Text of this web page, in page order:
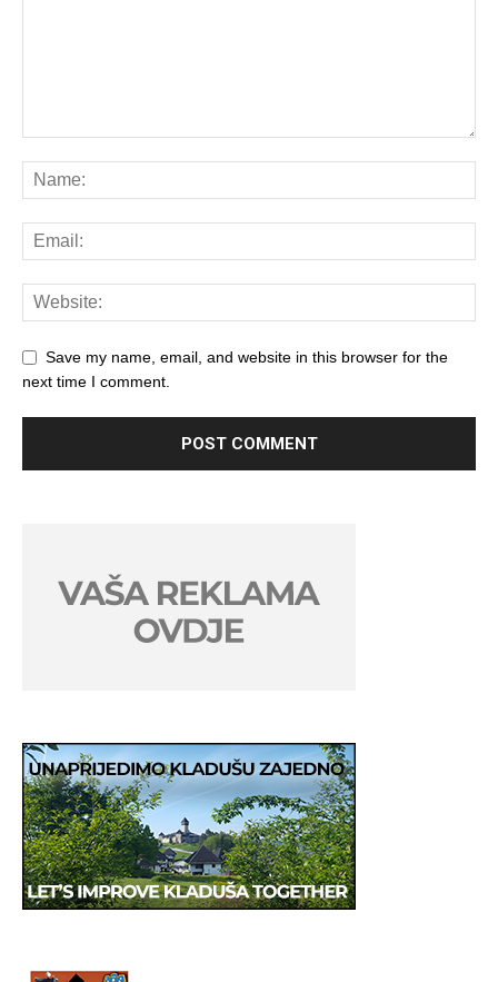
Save my name, email, and website in this browser for the
next time I comment.